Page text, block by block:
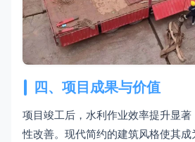
四、项目成果与价值
项目竣工后，水利作业效率提升显
性改善。现代简约的建筑风格使其